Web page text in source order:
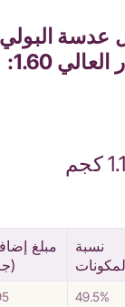
عدسة
1.60:
نسبة
مبلغ
49.5%